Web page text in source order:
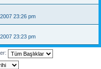
23:26 pm
23:23 pm